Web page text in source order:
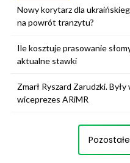
Nowy korytarz dla
na powrót tranzytu?
Ile kosztuje prasowanie
aktualne stawki
Zmarł Ryszard Zarudzki.
wiceprezes ARiMR